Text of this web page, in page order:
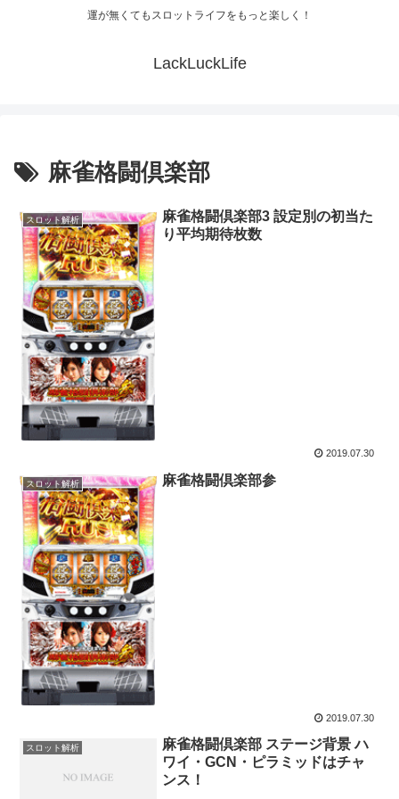
運が無くてもスロットライフをもっと楽しく！
LackLuckLife
麻雀格闘倶楽部
スロット解析
麻雀格闘倶楽部3 設定別の初当た
り平均期待枚数
2019.07.30
スロット解析 麻雀格闘倶楽部参
2019.07.30
スロット解析
麻雀格闘倶楽部 ステージ背景 ハ
ワイ・GCN・ピラミッドはチャ
ンス！